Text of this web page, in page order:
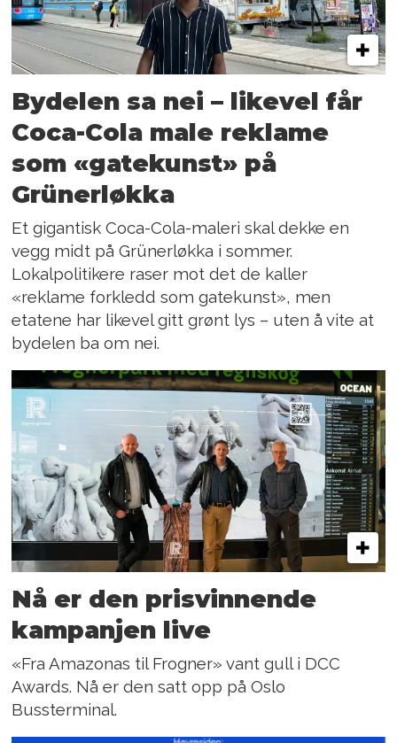
Bydelen sa nei – likevel får
Coca-Cola male reklame
som «gatekunst» på
Grünerløkka
Et gigantisk Coca-Cola-maleri skal dekke en
vegg midt på Grünerløkka i sommer.
Lokalpolitikere raser mot det de kaller
«reklame forkledd som gatekunst», men
etatene har likevel gitt grønt lys – uten å vite at
bydelen ba om nei.
Nå er den prisvinnende
kampanjen live
«Fra Amazonas til Frogner» vant gull i DCC
Awards. Nå er den satt opp på Oslo
Bussterminal.